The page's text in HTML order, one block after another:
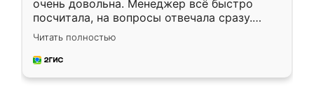
очень довольна. Менеджер всё быстро
посчитала, на вопросы отвечала сразу.
Замерщик приехал в субботу, подошёл к
делу со всей ответственностью. Собрали
за день, ребята работали аккуратно, даже
Читать полностью